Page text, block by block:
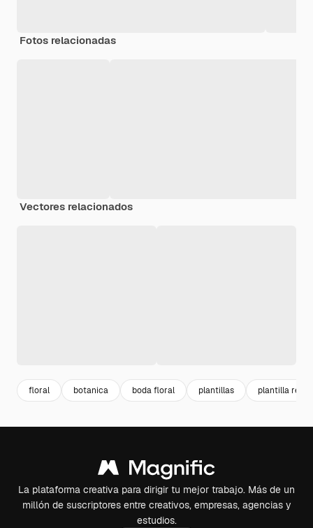
Fotos relacionadas
Vectores relacionados
floral botanica boda floral plantillas plantilla
La plataforma creativa para dirigir tu mejor trabajo. Más de un
millón de suscriptores entre creativos, empresas, agencias y
estudios.